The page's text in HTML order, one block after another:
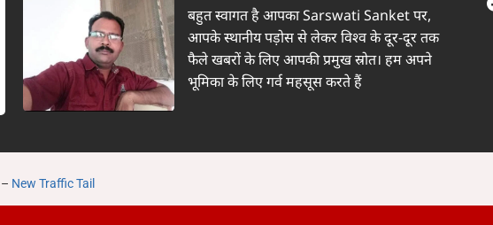
बहुत स्वागत है आपका Sarswati Sanket पर,
आपके स्थानीय पड़ोस से लेकर विश्व के दूर-दूर तक
फैले खबरों के लिए आपकी प्रमुख स्रोत। हम अपने
भूमिका के लिए गर्व महसूस करते हैं
– New Traffic Tail